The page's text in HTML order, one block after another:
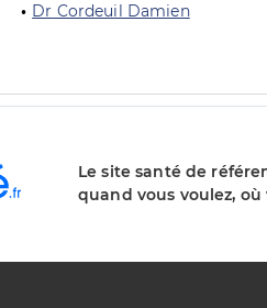
Dr Cordeuil Damien
Le site santé de
quand vous voulez, où